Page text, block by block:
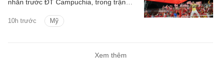
10h trước Mỹ
nhằn trước ĐT Campuchia, trong trận
Xem thêm